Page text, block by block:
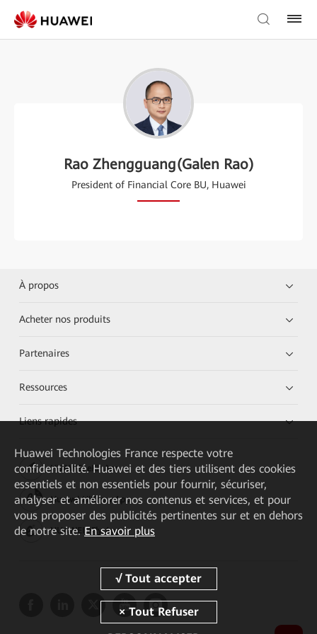
Rao Zhengguang(Galen Rao)
President of Financial Core BU, Huawei
À propos
Acheter nos produits
Partenaires
Ressources
Liens rapides
HUAWEI eKit App
Huawei HiKnow App
HUAWEI eFly App
Huawei Technologies France respecte votre
confidentialité. Huawei et des tiers utilisent des cookies
essentiels et non essentiels pour fournir, sécuriser,
analyser et améliorer nos contenus et services, et pour
vous proposer des publicités pertinentes sur et en dehors
de notre site. En savoir plus